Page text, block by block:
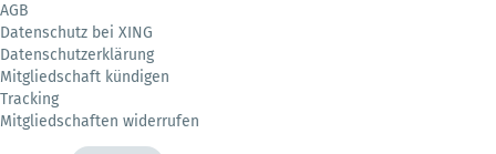
AGB
Datenschutz bei XING
Datenschutzerklärung
Mitgliedschaft kündigen
Tracking
Mitgliedschaften widerrufen